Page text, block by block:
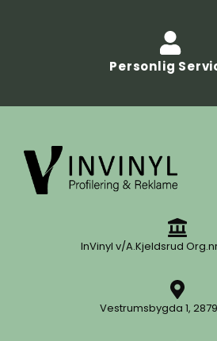
Personlig
InVinyl v/A.Kjeldsrud
Vestrumsbygda 1,